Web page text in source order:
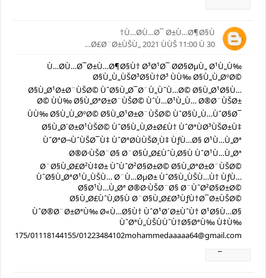
Ù…Ø­Ù…Ø¯ Ø±Ù…Ø¶Ø§Ù†
30 Ø£Ø¨Ø±ÙŠÙ„ 2021 ÙÙŠ 11:00 Ù…
Ù…Ø­Ù…Ø¯Ø±Ù…Ø¶Ø§Ù† Ø³Ø¹Ø¯ Ø­Ø§ØµÙ„ Ø¹Ù„Ù‰
Ø§Ù„Ù„ÙŠØ³Ø§Ù†Ø³ ÙÙ‰ Ø§Ù„Ù„ØºØ©
Ø§Ù„Ø¹Ø±Ø¨ÙŠØ© ÙˆØ§Ù„Ø¯Ø¨Ù„ÙˆÙ…Ø© Ø§Ù„Ø¹Ø§Ù…
Ø© ÙÙ‰ Ø§Ù„ØªØ±Ø¨ÙŠØ© ÙˆÙ…Ø¹Ù„Ù… Ø®Ø¨ÙŠØ±
ÙÙ‰ Ø§Ù„Ù„ØºØ© Ø§Ù„Ø¹Ø±Ø¨ÙŠØ© ÙˆØ§Ù„Ù…ÙˆØ§Ø¯
Ø§Ù„Ø´Ø±Ø¹ÙŠØ© ÙˆØ§Ù„Ù‚Ø±Ø£Ù† ÙˆØªÙØ³ÙŠØ±Ù‡
ÙˆØªØ¬ÙˆÙŠØ¯Ù‡ ÙˆØªØ­ÙÙŠØ¸Ù‡ ÙƒÙ…Ø§ Ø¹Ù…Ù„Øª
Ø®Ø·ÙŠØ¨Ø§ Ø¨Ø§Ù„Ø£ÙˆÙ‚Ø§Ù ÙˆØ¹Ù…Ù„Øª
Ø¨Ø§Ù„Ø£Ø²Ù‡Ø± ÙˆÙˆØ²Ø§Ø±Ø© Ø§Ù„ØªØ±Ø¨ÙŠØ©
ÙˆØ§Ù„ØªØ¹Ù„ÙŠÙ… Ø¨Ù…ØµØ± ÙˆØ§Ù„ÙŠÙ…Ù† ÙƒÙ…
Ø§Ø¹Ù…Ù„Øª Ø®Ø·ÙŠØ¨Ø§ Ø¨ÙˆØ²Ø§Ø±Ø©
Ø§Ù„Ø£ÙˆÙ‚Ø§Ù Ø¨Ø§Ù„Ø£Ø³ÙƒÙ†Ø¯Ø±ÙŠØ©
ÙˆØ®Ø¨Ø±ØªÙ‰ Ø«Ù…Ø§Ù† ÙˆØ¹Ø´Ø±ÙˆÙ† Ø¹Ø§Ù…Ø§
ÙˆØªÙ„ÙŠÙÙˆÙ†Ø§ØªÙ‰ Ù‡Ù‰
01118144155/01223484102mohammedaaaaa64@gmail.com